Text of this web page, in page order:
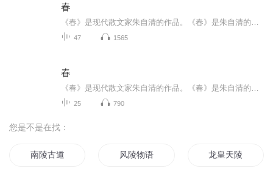
春
47 1565
春
25 790
您是不是在找：
南陵古道 风陵物语 龙皇天陵